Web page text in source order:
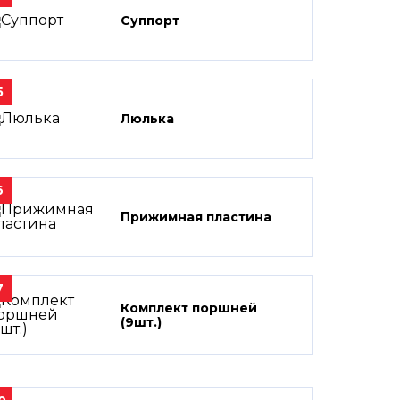
Суппорт
Люлька
Прижимная пластина
Комплект поршней
(9шт.)